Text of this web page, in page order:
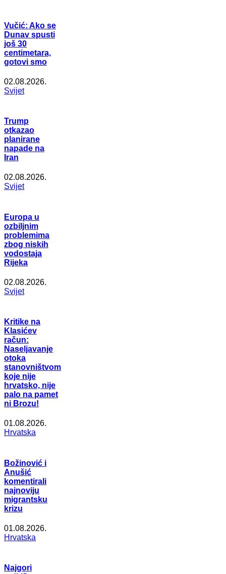
Vučić: Ako se
Dunav spusti
još 30
centimetara,
gotovi smo
02.08.2026.
Svijet
Trump
otkazao
planirane
napade na
Iran
02.08.2026.
Svijet
Europa u
ozbiljnim
problemima
zbog niskih
vodostaja
Rijeka
02.08.2026.
Svijet
Kritike na
Klasićev
račun:
Naseljavanje
otoka
stanovništvom
koje nije
hrvatsko, nije
palo na pamet
ni Brozu!
01.08.2026.
Hrvatska
Božinović i
Anušić
komentirali
najnoviju
migrantsku
krizu
01.08.2026.
Hrvatska
Najgori